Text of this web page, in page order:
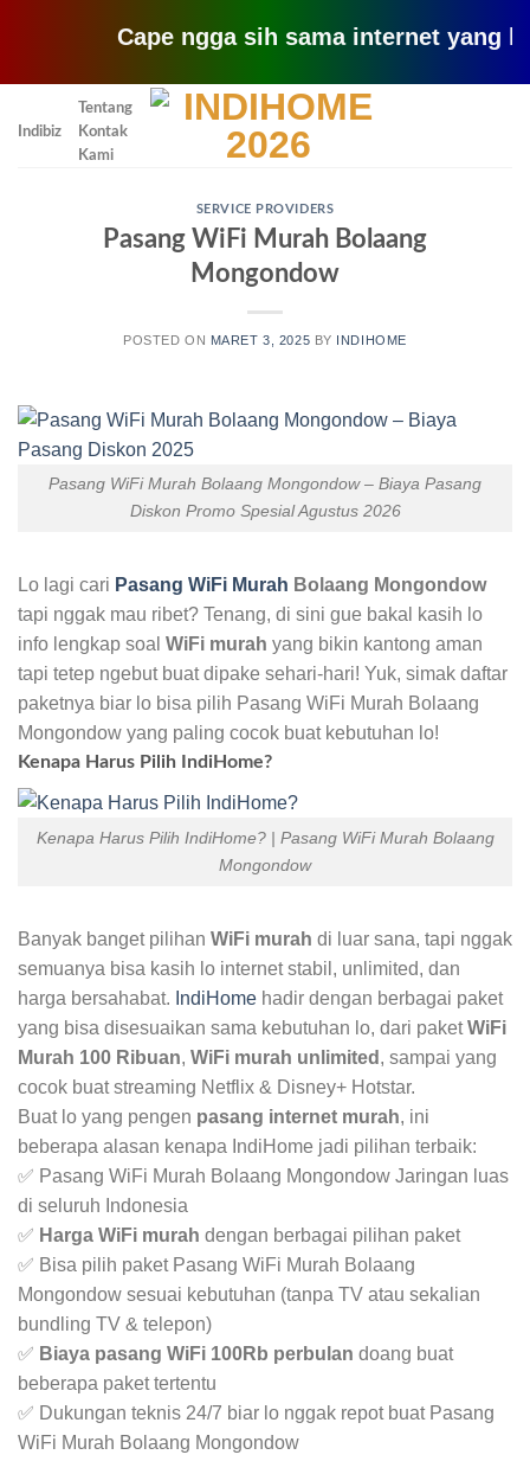
Cape ngga sih sama internet yang
Indibiz
Tentang
Kontak
Kami
SERVICE PROVIDERS
Pasang WiFi Murah Bolaang
Mongondow
POSTED ON MARET 3, 2025 BY INDIHOME
Pasang WiFi Murah Bolaang Mongondow – Biaya Pasang
Diskon Promo Spesial Agustus 2026
Lo lagi cari Pasang WiFi Murah Bolaang Mongondow
tapi nggak mau ribet? Tenang, di sini gue bakal kasih lo
info lengkap soal WiFi murah yang bikin kantong aman
tapi tetep ngebut buat dipake sehari-hari! Yuk, simak daftar
paketnya biar lo bisa pilih Pasang WiFi Murah Bolaang
Mongondow yang paling cocok buat kebutuhan lo!
Kenapa Harus Pilih IndiHome?
Kenapa Harus Pilih IndiHome? | Pasang WiFi Murah Bolaang
Mongondow
Banyak banget pilihan WiFi murah di luar sana, tapi nggak
semuanya bisa kasih lo internet stabil, unlimited, dan
harga bersahabat. IndiHome hadir dengan berbagai paket
yang bisa disesuaikan sama kebutuhan lo, dari paketWiFi
Murah 100 Ribuan, WiFi murah unlimited , sampai yang
cocok buat streaming Netflix & Disney+ Hotstar.
Buat lo yang pengen pasang internet murah, ini
beberapa alasan kenapa IndiHome jadi pilihan terbaik:
✅ Pasang WiFi Murah Bolaang Mongondow Jaringan luas
di seluruh Indonesia
✅ Harga WiFi murah dengan berbagai pilihan paket
✅ Bisa pilih paket Pasang WiFi Murah Bolaang
Mongondow sesuai kebutuhan (tanpa TV atau sekalian
bundling TV & telepon)
✅ Biaya pasang WiFi 100Rb perbulan doang buat
beberapa paket tertentu
✅ Dukungan teknis 24/7 biar lo nggak repot buat Pasang
WiFi Murah Bolaang Mongondow